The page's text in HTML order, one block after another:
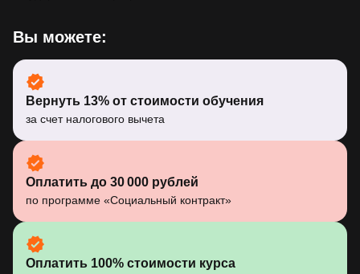
Вы можете:
Вернуть 13% от стоимости обучения
за счет налогового вычета
Оплатить до 30 000 рублей
по программе «Социальный контракт»
Оплатить 100% стоимости курса